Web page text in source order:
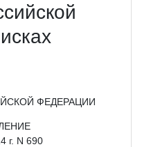
ФЕДЕРАЦИИ
г. N 690